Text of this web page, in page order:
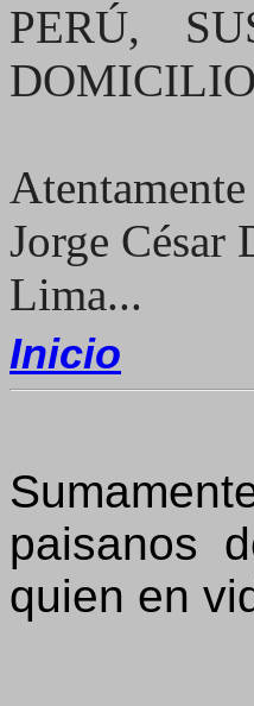
PERÚ,
Atentamente
Jorge César
Lima...
Inicio
paisanos
quien en